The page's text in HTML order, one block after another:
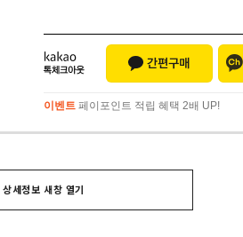
이벤트 페이포인트 적립 혜택 2배 UP!
이벤트페이포인트 적립 혜택 2배 UP!
상세정보 새창 열기